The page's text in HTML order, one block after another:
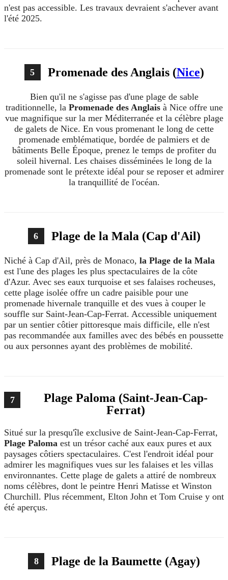
n'est pas accessible. Les travaux devraient s'achever avant
l'été 2025.
5 Promenade des Anglais (Nice)
Bien qu'il ne s'agisse pas d'une plage de sable
traditionnelle, la Promenade des Anglaisà Nice offre une
vue magnifique sur la mer Méditerranée et la célèbre plage
de galets de Nice. En vous promenant le long de cette
promenade emblématique, bordée de palmiers et de
bâtiments Belle Époque, prenez le temps de profiter du
soleil hivernal. Les chaises disséminées le long de la
promenade sont le prétexte idéal pour se reposer et admirer
la tranquillité de l'océan.
6 Plage de la Mala (Cap d'Ail)
Niché à Cap d'Ail, près de Monaco, la Plage de la Mala
est l'une des plages les plus spectaculaires de la côte
d'Azur. Avec ses eaux turquoise et ses falaises rocheuses,
cette plage isolée offre un cadre paisible pour une
promenade hivernale tranquille et des vues à couper le
souffle sur Saint-Jean-Cap-Ferrat. Accessible uniquement
par un sentier côtier pittoresque mais difficile, elle n'est
pas recommandée aux familles avec des bébés en poussette
ou aux personnes ayant des problèmes de mobilité.
7
Plage Paloma (Saint-Jean-Cap-
Ferrat)
Situé sur la presqu'île exclusive de Saint-Jean-Cap-Ferrat,
Plage Paloma est un trésor caché aux eaux pures et aux
paysages côtiers spectaculaires. C'est l'endroit idéal pour
admirer les magnifiques vues sur les falaises et les villas
environnantes. Cette plage de galets a attiré de nombreux
noms célèbres, dont le peintre Henri Matisse et Winston
Churchill. Plus récemment, Elton John et Tom Cruise y ont
été aperçus.
8 Plage de la Baumette (Agay)